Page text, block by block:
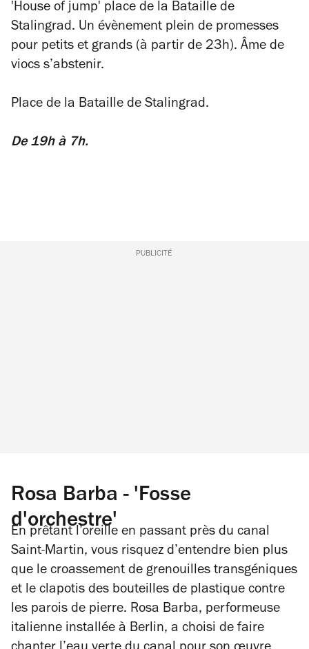
'House of jump' place de la Bataille de
Stalingrad. Un évènement plein de promesses
pour petits et grands (à partir de 23h). Âme de
viocs s’abstenir.
Place de la Bataille de Stalingrad.
De 19h à 7h.
PUBLICITÉ
Rosa Barba - 'Fosse
d'orchestre'
En prêtant l’oreille en passant près du canal
Saint-Martin, vous risquez d’entendre bien plus
que le croassement de grenouilles transgéniques
et le clapotis des bouteilles de plastique contre
les parois de pierre. Rosa Barba, performeuse
italienne installée à Berlin, a choisi de faire